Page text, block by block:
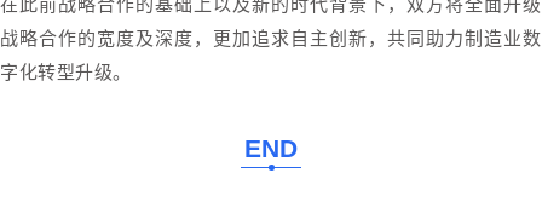
战略合作的宽度及深度，更加追求自主创新，共同助力制造业数
字化转型升级。
END